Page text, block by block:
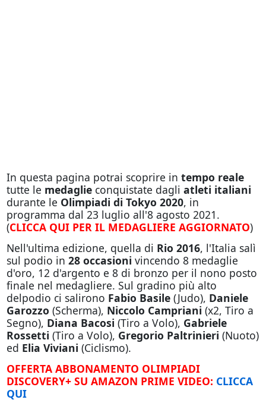
In questa pagina potrai scoprire in tempo reale
tutte le medaglie conquistate dagli atleti italiani
durante le Olimpiadi di Tokyo 2020, in
programma dal 23 luglio all'8 agosto 2021.
(CLICCA QUI PER IL MEDAGLIERE AGGIORNATO)
Nell'ultima edizione, quella di Rio 2016, l'Italia salì
sul podio in 28 occasioni vincendo 8 medaglie
d'oro, 12 d'argento e 8 di bronzo per il nono posto
finale nel medagliere. Sul gradino più alto
delpodio ci salirono Fabio Basile (Judo), Daniele
Garozzo (Scherma), Niccolo Campriani (x2, Tiro a
Segno), Diana Bacosi (Tiro a Volo), Gabriele
Rossetti (Tiro a Volo), Gregorio Paltrinieri (Nuoto)
ed Elia Viviani (Ciclismo).
OFFERTA ABBONAMENTO OLIMPIADI
DISCOVERY+ SU AMAZON PRIME VIDEO: CLICCA
QUI